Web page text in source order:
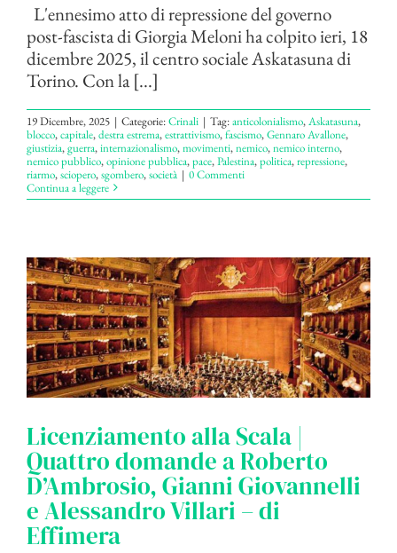
L'ennesimo atto di repressione del governo
post-fascista di Giorgia Meloni ha colpito ieri, 18
dicembre 2025, il centro sociale Askatasuna di
Torino. Con la [...]
19 Dicembre, 2025 | Categorie:Crinali | Tag:anticolonialismo,Askatasuna,
blocco,capitale,destra estrema,estrattivismo,fascismo,Gennaro Avallone,
giustizia,guerra,internazionalismo,movimenti,nemico,nemico interno,
nemico pubblico,opinione pubblica,pace,Palestina,politica,repressione,
riarmo,sciopero,sgombero,società | 0 Commenti
Continua a leggere
Licenziamento alla Scala |
Quattro domande a Roberto
D’Ambrosio, Gianni Giovannelli
e Alessandro Villari – di
Effimera